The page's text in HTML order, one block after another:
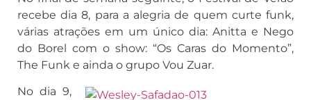
recebe dia 8, para a alegria de quem curte funk,
várias atrações em um único dia: Anitta e Nego
do Borel com o show: “Os Caras do Momento”,
The Funk e ainda o grupo Vou Zuar.
No dia 9,